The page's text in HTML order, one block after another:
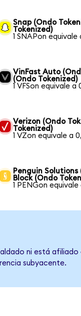
Snap (Ondo
Tokenized)
1 SNAPon
VinFast Auto
(Ondo Tokenized)
1 VFSon equivale
Verizon (Ondo
Tokenized)
1 VZon equivale a
Penguin
Block (Ondo
1 PENGon
ni está
subyacente.